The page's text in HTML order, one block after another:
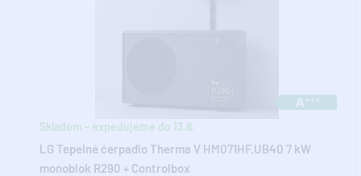
Skladom - expedujeme do 13.8.
LG Tepelné čerpadlo Therma V HM071HF.UB40 7 kW
monoblok R290 + Controlbox